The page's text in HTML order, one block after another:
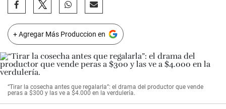
+ Agregar Más Produccion en
“Tirar la cosecha antes que regalarla”: el drama del productor que vende
peras a $300 y las ve a $4.000 en la verdulería.